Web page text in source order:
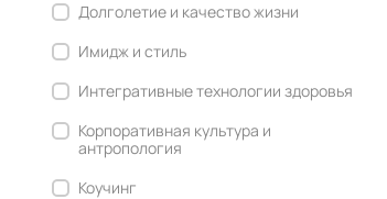
Долголетие и качество жизни
Имидж и стиль
Интегративные технологии здоровья
Корпоративная культура и
антропология
Коучинг